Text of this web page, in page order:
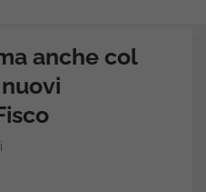
anche col